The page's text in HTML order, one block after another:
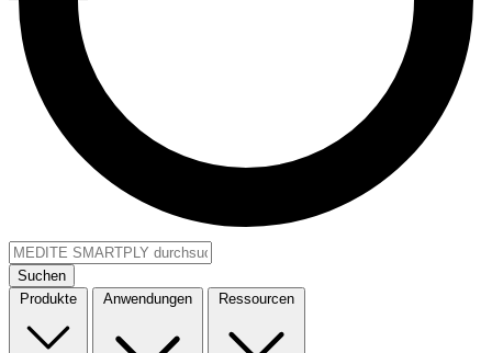
Suchen
Produkte
Anwendungen Ressourcen